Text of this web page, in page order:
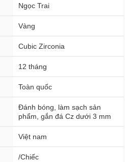
Ngọc Trai
Vàng
Cubic Zirconia
12 tháng
Toàn quốc
Đánh bóng, làm sạch sản
phẩm, gắn đá Cz dưới 3 mm
Việt nam
/Chiếc